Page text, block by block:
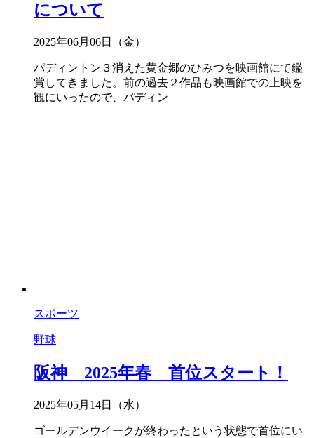
について
2025年06月06日（金）
パディントン３消えた黄金郷のひみつを映画館にて鑑
賞してきました。前の過去２作品も映画館での上映を
観にいったので、パディン
スポーツ
野球
阪神 2025年春 首位スタート！
2025年05月14日（水）
ゴールデンウイークが終わったという状態で首位にい